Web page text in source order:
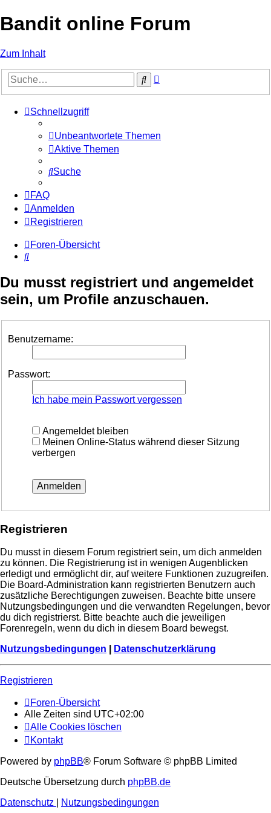
Bandit online Forum
Zum Inhalt
Suche
Schnellzugriff
Unbeantwortete Themen
Aktive Themen
Suche
FAQ
Anmelden
Registrieren
Foren-Übersicht
Suche
Du musst registriert und angemeldet
sein, um Profile anzuschauen.
Benutzername:
Passwort:
Ich habe mein Passwort vergessen
Angemeldet bleiben
Meinen Online-Status während dieser Sitzung
verbergen
Registrieren
Du musst in diesem Forum registriert sein, um dich anmelden
zu können. Die Registrierung ist in wenigen Augenblicken
erledigt und ermöglicht dir, auf weitere Funktionen zuzugreifen.
Die Board-Administration kann registrierten Benutzern auch
zusätzliche Berechtigungen zuweisen. Beachte bitte unsere
Nutzungsbedingungen und die verwandten Regelungen, bevor
du dich registrierst. Bitte beachte auch die jeweiligen
Forenregeln, wenn du dich in diesem Board bewegst.
Nutzungsbedingungen
Datenschutzerklärung
Registrieren
Foren-Übersicht
Alle Zeiten sind UTC+02:00
Alle Cookies löschen
Kontakt
Powered by phpBB® Forum Software © phpBB Limited
Deutsche Übersetzung durch phpBB.de
Datenschutz
Nutzungsbedingungen